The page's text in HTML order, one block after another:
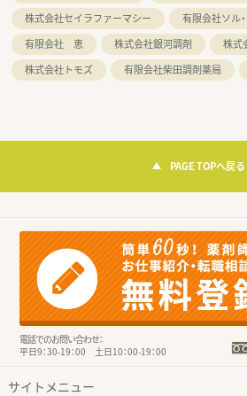
株式会社セイラファーマシー
有限会社ソル
有限会社 恵
株式会社銀河調剤
株式
株式会社トモズ
有限会社柴田調剤薬局
PAGE TOPへ戻る
電話でのお問い合わせ：
平日9：30-19：00 土日10：00-19：00
サイトメニュー